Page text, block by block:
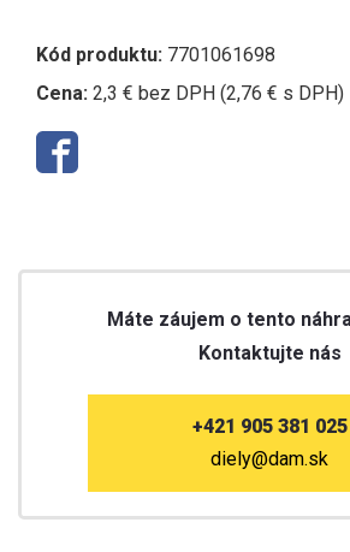
Kód produktu: 7701061698
Cena: 2,3 € bez DPH (2,76 € s DPH)
Máte záujem o tento
Kontaktujte nás
+421 905 381 025
diely@dam.sk